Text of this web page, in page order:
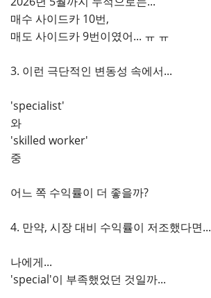
매수 사이드카 10번,
매도 사이드카 9번이였어... ㅠ ㅠ
3. 이런 극단적인 변동성 속에서...
'specialist'
와
'skilled worker'
중
어느 쪽 수익률이 더 좋을까?
4. 만약, 시장 대비 수익률이 저조했다면...
나에게...
'special'이 부족했었던 것일까...